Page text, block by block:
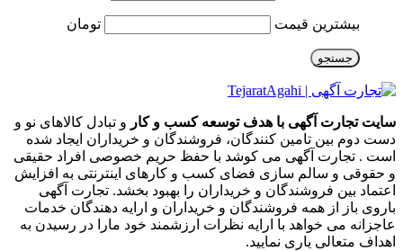
بیشترین قیمت تومان
جستجو
سایت تجارت آگهی با هدف توسعه کسب و کار و تبادل کالاهای نو و
دست دوم بین تامین کنندگان، فروشندگان و خریداران ایجاد شده
است . تجارت آگهی می کوشد با حفظ حریم خصوصی افراد حقیقی
و حقوقی و سالم سازی فضای کسب و کارهای اینترنتی به افزایش
اعتماد بین فروشندگان و خریداران را بهبود بخشد. تجارت آگهی
باروی باز از همه فروشندگان و خریداران و ارایه دهندگان خدمات
عاجزانه می خواهد با ارایه نظرات ارزشمند خود مارا در رسیدن به
اهداف متعالی یاری نمایید.